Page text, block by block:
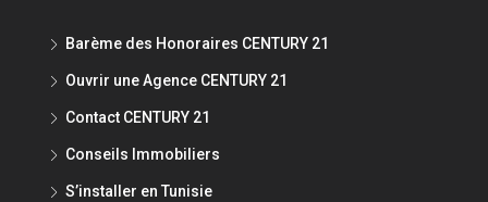
Barème des Honoraires CENTURY 21
Ouvrir une Agence CENTURY 21
Contact CENTURY 21
Conseils Immobiliers
S’installer en Tunisie